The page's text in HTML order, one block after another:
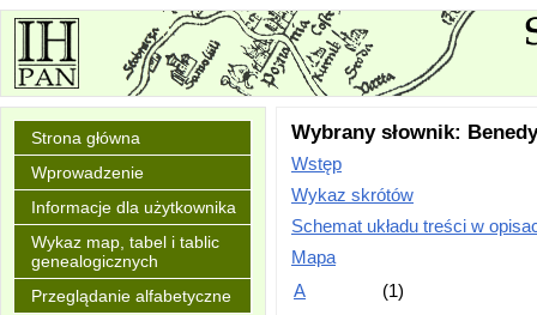
Strona główna
Wprowadzenie
Informacje dla użytkownika
Wykaz map, tabel i tablic
genealogicznych
Przeglądanie alfabetyczne
Wybrany słownik:
Wstęp
Wykaz skrótów
Schemat układu treści w
Mapa
A
(1)